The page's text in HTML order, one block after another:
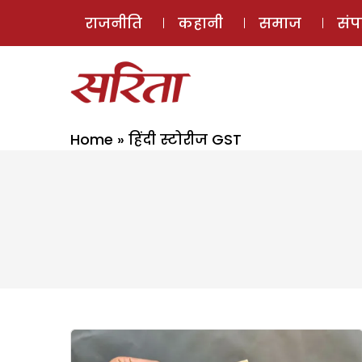
राजनीति कहानी समाज
Home » हिंदी स्टोरीज GST